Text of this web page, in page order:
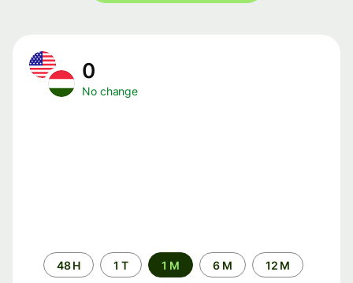
0
No change
Time
period
48 H 1 T 1 M 6 M 12 M